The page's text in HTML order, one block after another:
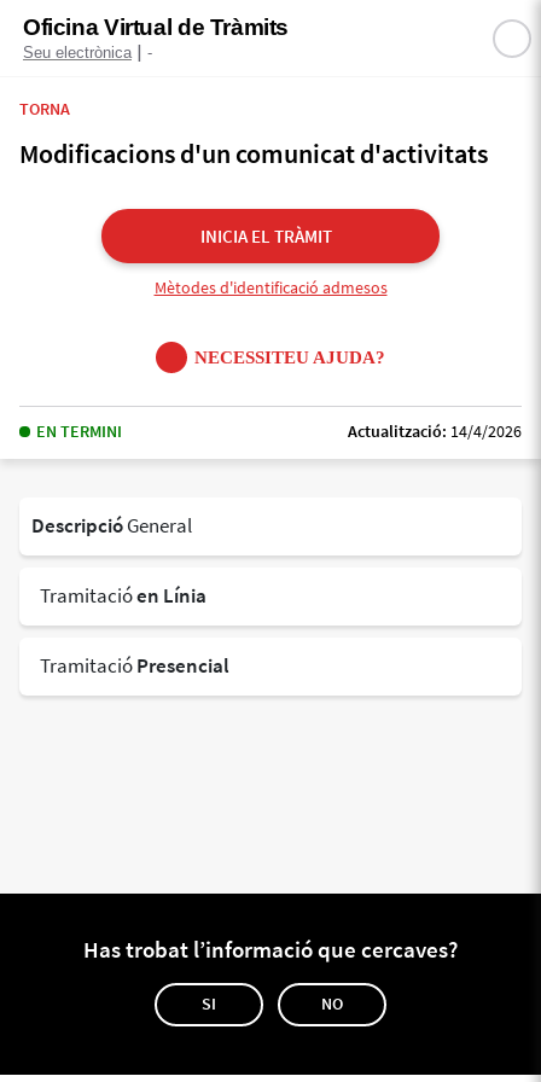
Oficina Virtual de Tràmits
Seu electrònica | -
TORNA
Modificacions d'un comunicat d'activitats
INICIA EL TRÀMIT
Mètodes d'identificació admesos
NECESSITEU AJUDA?
EN TERMINI Actualització: 14/4/2026
DescripcióGeneral
Tramitacióen Línia
TramitacióPresencial
Has trobat l’informació que cercaves?
SI NO